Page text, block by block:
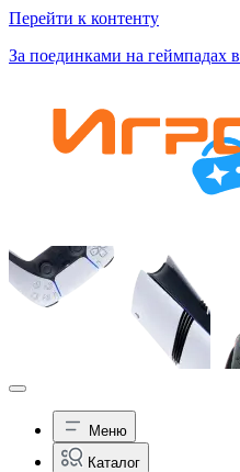
Перейти к контенту
За поединками на геймпадах в
Меню
Каталог